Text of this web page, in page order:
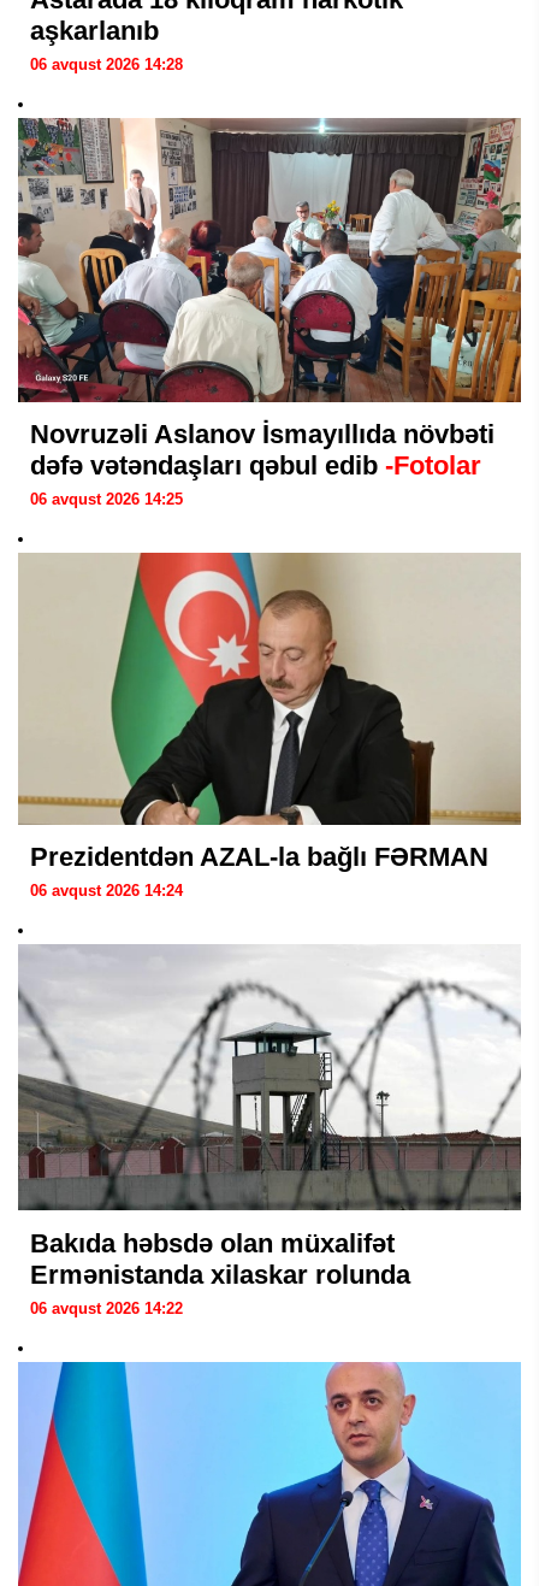
aşkarlanıb
06 avqust 2026 14:28
Novruzəli Aslanov İsmayıllıda növbəti
dəfə vətəndaşları qəbul edib -Fotolar
06 avqust 2026 14:25
Prezidentdən AZAL-la bağlı FƏRMAN
06 avqust 2026 14:24
Bakıda həbsdə olan müxalifət
Ermənistanda xilaskar rolunda
06 avqust 2026 14:22